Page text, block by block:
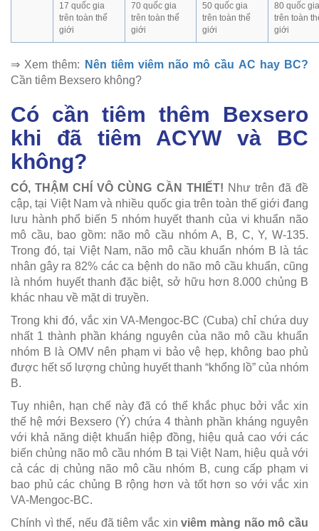
17 quốc gia
trên toàn thế
giới
70 quốc gia
trên toàn thế
giới
50 quốc gia
trên toàn thế
giới
80 quốc gia
trên toàn
giới
⇒ Xem thêm:
Nên tiêm viêm não mô cầu AC hay BC?
Cần tiêm Bexsero không?
Có cần tiêm thêm Bexsero
khi đã tiêm ACYW và BC
không?
CÓ, THẬM CHÍ VÔ CÙNG CẦN THIẾT! Như trên đã đề
cập, tại Việt Nam và nhiều quốc gia trên toàn thế giới đang
lưu hành phổ biến 5 nhóm huyết thanh của vi khuẩn não
mô cầu, bao gồm: não mô cầu nhóm A, B, C, Y, W-135.
Trong đó, tại Việt Nam, não mô cầu khuẩn nhóm B là tác
nhân gây ra 82% các ca bệnh do não mô cầu khuẩn, cũng
là nhóm huyết thanh đặc biệt, sở hữu hơn 8.000 chủng B
khác nhau về mặt di truyền.
Trong khi đó, vắc xin VA-Mengoc-BC (Cuba) chỉ chứa duy
nhất 1 thành phần kháng nguyên của não mô cầu khuẩn
nhóm B là OMV nên phạm vi bảo vệ hẹp, không bao phủ
được hết số lượng chủng huyết thanh “khổng lồ” của nhóm
B.
Tuy nhiên, hạn chế này đã có thể khắc phục bởi vắc xin
thế hệ mới Bexsero (Ý) chứa 4 thành phần kháng nguyên
với khả năng diệt khuẩn hiệp đồng, hiệu quả cao với các
biến chủng não mô cầu nhóm B tại Việt Nam, hiệu quả với
cả các dị chủng não mô cầu nhóm B, cung cấp phạm vi
bao phủ các chủng B rộng hơn và tốt hơn so với vắc xin
VA-Mengoc-BC.
Chính vì thế, nếu đã tiêm vắc xinviêm màng não mô cầu